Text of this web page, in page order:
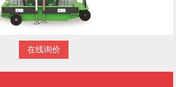
在线询价